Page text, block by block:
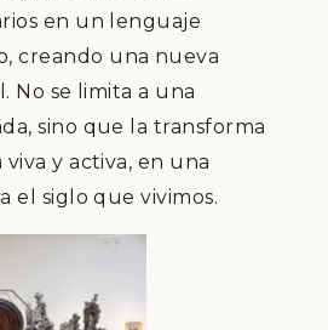
en un lenguaje
creando una nueva
No se limita a una
sino que la transforma
y activa, en una
el siglo que vivimos.